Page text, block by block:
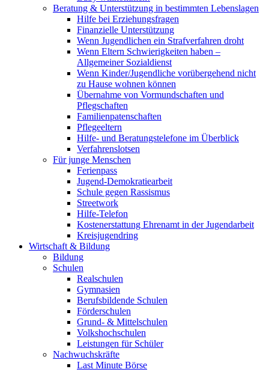
Beratung & Unterstützung in bestimmten Lebenslagen
Hilfe bei Erziehungsfragen
Finanzielle Unterstützung
Wenn Jugendlichen ein Strafverfahren droht
Wenn Eltern Schwierigkeiten haben –
Allgemeiner Sozialdienst
Wenn Kinder/Jugendliche vorübergehend nicht
zu Hause wohnen können
Übernahme von Vormundschaften und
Pflegschaften
Familienpatenschaften
Pflegeeltern
Hilfe- und Beratungstelefone im Überblick
Verfahrenslotsen
Für junge Menschen
Ferienpass
Jugend-Demokratiearbeit
Schule gegen Rassismus
Streetwork
Hilfe-Telefon
Kostenerstattung Ehrenamt in der Jugendarbeit
Kreisjugendring
Wirtschaft & Bildung
Bildung
Schulen
Realschulen
Gymnasien
Berufsbildende Schulen
Förderschulen
Grund- & Mittelschulen
Volkshochschulen
Leistungen für Schüler
Nachwuchskräfte
Last Minute Börse